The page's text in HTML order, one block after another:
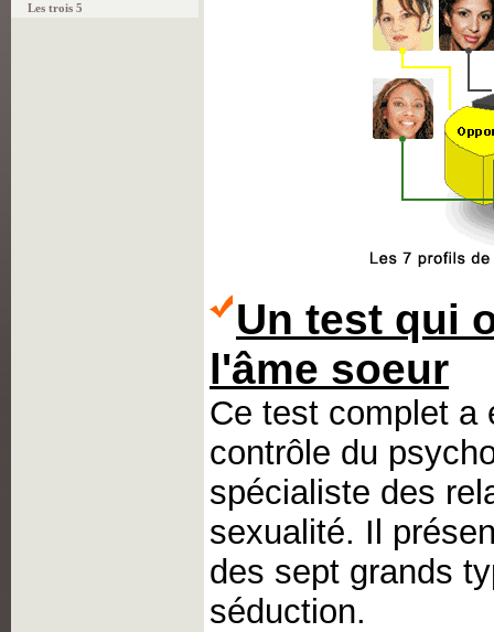
Les trois 5
Un test qui
l'âme soeur
Ce test complet a
contrôle du
spécialiste des
sexualité. Il
des sept grands
séduction.